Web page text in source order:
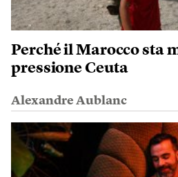
Perché il Marocco sta
pressione Ceuta
Alexandre Aublanc